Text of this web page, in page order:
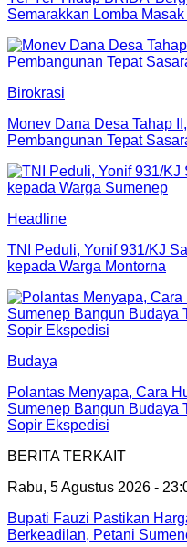
Semarakkan Lomba
Birokrasi
Monev Dana Desa Tahap
Pembangunan Tepat
Headline
TNI Peduli, Yonif 931/KJ
kepada Warga Montorna
Budaya
Polantas Menyapa, Cara
Sumenep Bangun Budaya
Sopir Ekspedisi
BERITA TERKAIT
Rabu, 5 Agustus 2026 -
Bupati Fauzi Pastikan
Berkeadilan, Petani